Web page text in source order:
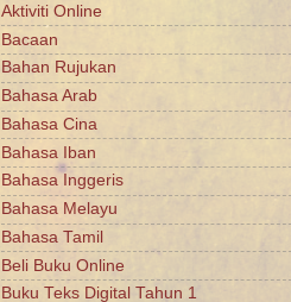
Aktiviti Online
Bacaan
Bahan Rujukan
Bahasa Arab
Bahasa Cina
Bahasa Iban
Bahasa Inggeris
Bahasa Melayu
Bahasa Tamil
Beli Buku Online
Buku Teks Digital Tahun 1